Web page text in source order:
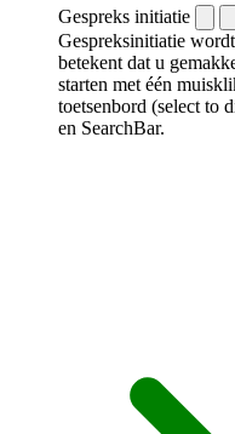
Gespreks initiatie
Gespreksinitiatie
betekent dat u
starten met één
toetsenbord (select to
en SearchBar.